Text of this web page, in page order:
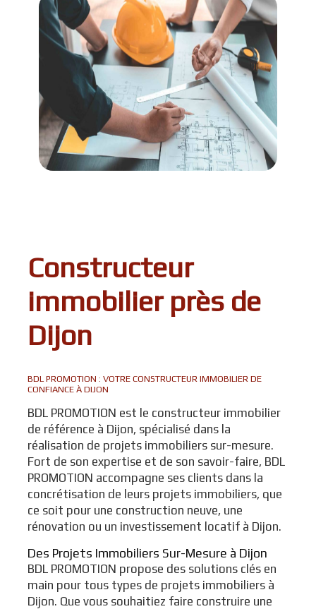
Constructeur
immobilier près de
Dijon
BDL PROMOTION : VOTRE CONSTRUCTEUR IMMOBILIER DE
CONFIANCE À DIJON
BDL PROMOTION est le constructeur immobilier
de référence à Dijon, spécialisé dans la
réalisation de projets immobiliers sur-mesure.
Fort de son expertise et de son savoir-faire, BDL
PROMOTION accompagne ses clients dans la
concrétisation de leurs projets immobiliers, que
ce soit pour une construction neuve, une
rénovation ou un investissement locatif à Dijon.
Des Projets Immobiliers Sur-Mesure à Dijon
BDL PROMOTION propose des solutions clés en
main pour tous types de projets immobiliers à
Dijon. Que vous souhaitiez faire construire une